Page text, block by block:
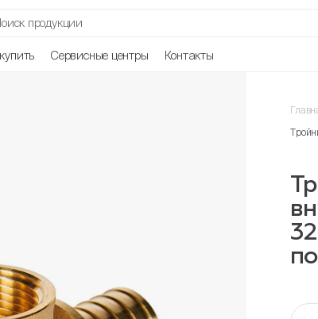
Сервисные центры Контакты